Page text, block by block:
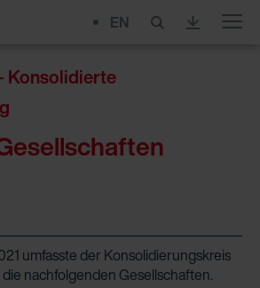
EN Menu
Konsolidierte
umfasste der Konsolidierungskreis
nachfolgenden Gesellschaften.